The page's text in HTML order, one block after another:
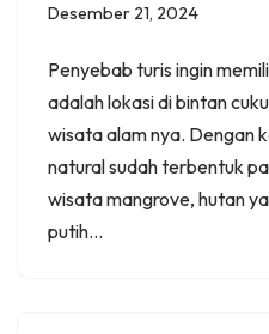
Desember 21, 2024
Penyebab turis ingin
adalah lokasi di bintan
wisata alam nya. Dengan
natural sudah terbentuk
wisata mangrove, hutan
putih…